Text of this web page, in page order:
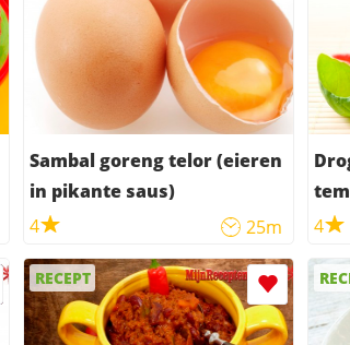
Sambal goreng telor (eieren
in pikante saus)
4
25m
4
RECEPT